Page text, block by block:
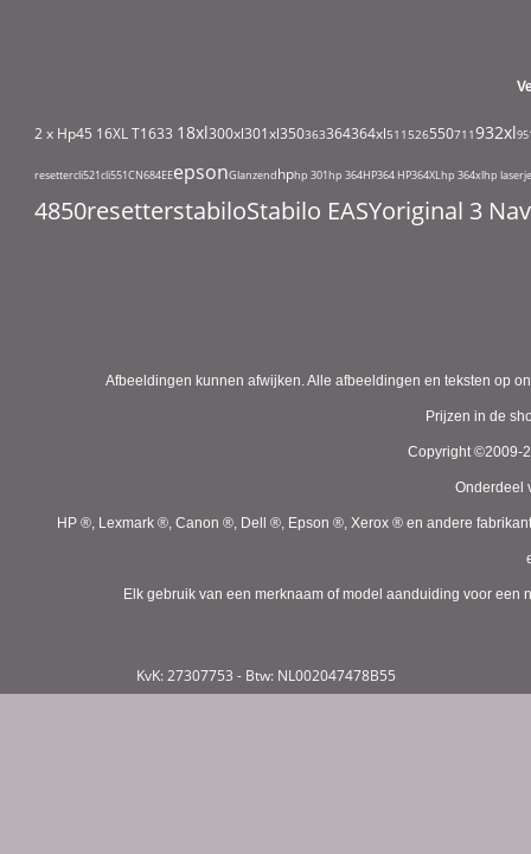
2 x Hp45 16XL T1633 18xl300xl301xl350363364364xl511 526550711932xl
resettercli521cli551CN684EEepsonGlanzendhphp 301hp 364HP364 HP364XLhp 364xlhp
4850resetterstabiloStabilo EASYoriginal 3
Afbeeldingen kunnen afwijken. Alle afbeeldingen en teksten op
Prijzen in de
Copyright ©2009-
Onderdeel
HP ®, Lexmark ®, Canon ®, Dell ®, Epson ®, Xerox ® en andere
Elk gebruik van een merknaam of model aanduiding voor
KvK: 27307753 - Btw: NL002047478B55